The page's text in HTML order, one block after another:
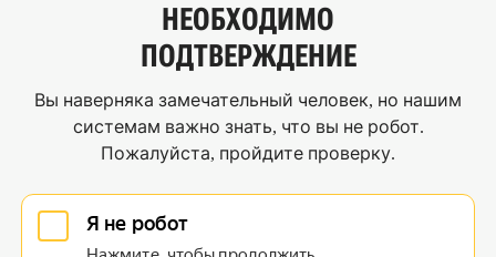
НЕОБХОДИМО
ПОДТВЕРЖДЕНИЕ
Вы наверняка замечательный человек, но нашим
системам важно знать, что вы не робот.
Пожалуйста, пройдите проверку.